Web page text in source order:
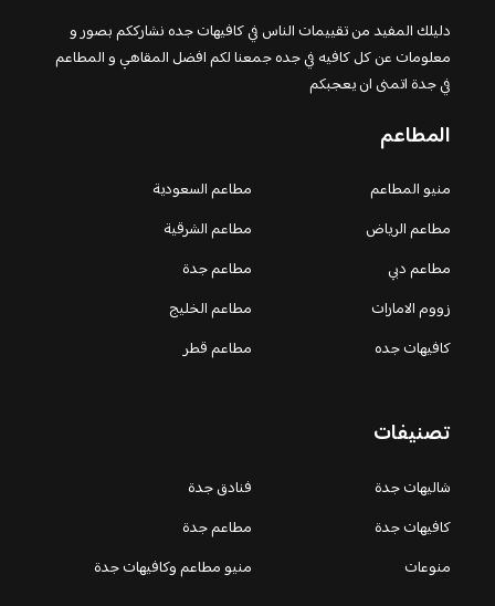
دليلك المفيد من تقييمات الناس في كافيهات جده نشارككم بصور و
معلومات عن كل كافيه في جده جمعنا لكم افضل المقاهي و المطاعم
في جدة اتمنى ان يعجبكم
المطاعم
منيو المطاعم
مطاعم السعودية
مطاعم الرياض
مطاعم الشرقية
مطاعم دبي
مطاعم جدة
زووم الامارات
مطاعم الخليج
كافيهات جده
مطاعم قطر
تصنيفات
شاليهات جدة
فنادق جدة
كافيهات جدة
مطاعم جدة
منوعات
منيو مطاعم وكافيهات جدة